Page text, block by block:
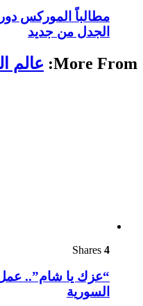
مطالباً الموركس دور
الجدل من جديد
More From: عالم
4
“عزك يا شام”.. عمل
السورية